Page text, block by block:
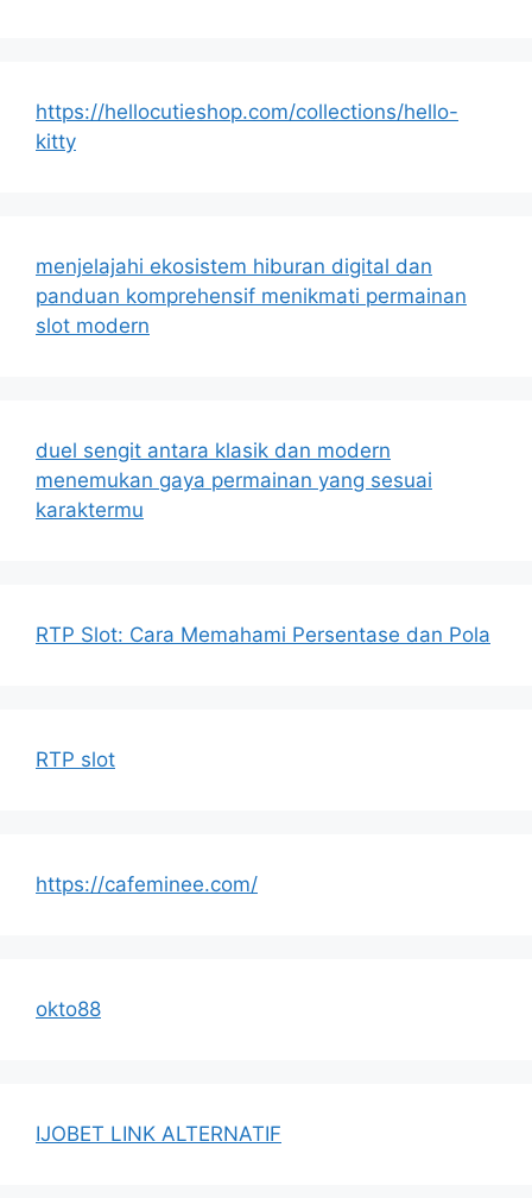
https://hellocutieshop.com/collections/hello-
kitty
menjelajahi ekosistem hiburan digital dan
panduan komprehensif menikmati permainan
slot modern
duel sengit antara klasik dan modern
menemukan gaya permainan yang sesuai
karaktermu
RTP Slot: Cara Memahami Persentase dan Pola
RTP slot
https://cafeminee.com/
okto88
IJOBET LINK ALTERNATIF